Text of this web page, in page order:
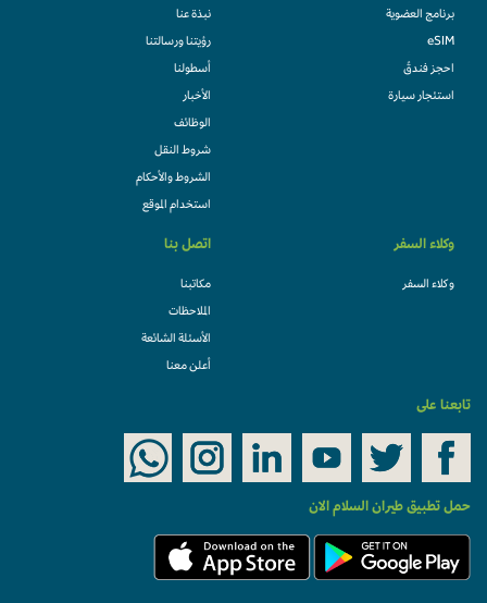
برنامج العضوية
eSIM
احجز فندقً
استئجار سيارة
نبذة عنا
رؤيتنا ورسالتنا
أسطولنا
الأخبار
الوظائف
شروط النقل
الشروط والأحكام
استخدام الموقع
وكلاء السفر
وكلاء السفر
اتصل بنا
مكاتبنا
الملاحظات
الأسئلة الشائعة
أعلن معنا
تابعنا على
حمل تطبيق طيران السلام الان